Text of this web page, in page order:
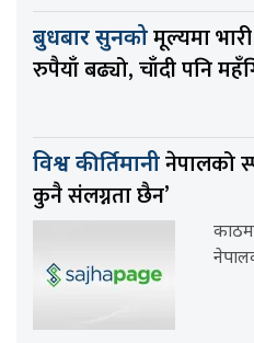
बुधबार सुनकोमूल्यमा
रुपैयाँ बढ्यो, चाँदी पनि
विश्व कीर्तिमानीनेपालको
कुनै संलग्नता छैन’